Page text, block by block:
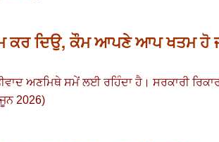
ਕਰ ਦਿਉ, ਕੌਮ ਆਪਣੇ ਆਪ ਖਤਮ ਹੋ
ਅਣਮਿਥੇ ਸਮੇਂ ਲਈ ਰਹਿੰਦਾ ਹੈ । ਸਰਕਾਰੀ
2026)